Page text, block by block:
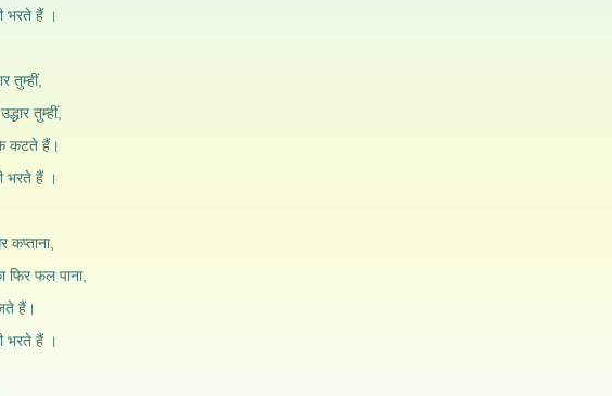
भरते हैं ।
तुम्हीं,
तुम्हीं,
कटते हैं।
भरते हैं ।
फिर फल पाना,
हैं।
भरते हैं ।